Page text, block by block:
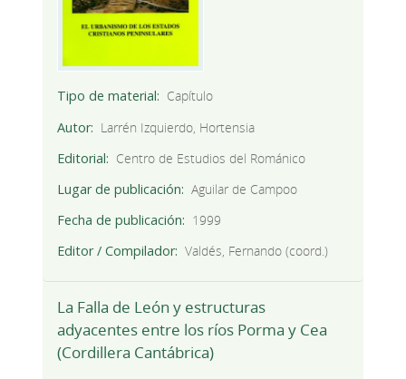
Tipo de material
Capítulo
Autor
Larrén Izquierdo, Hortensia
Editorial
Centro de Estudios del Románico
Lugar de publicación
Aguilar de Campoo
Fecha de publicación
1999
Editor / Compilador
Valdés, Fernando (coord.)
La Falla de León y estructuras
adyacentes entre los ríos Porma y Cea
(Cordillera Cantábrica)